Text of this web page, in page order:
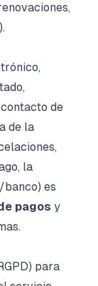
de
de la
la
es
pagos y
para